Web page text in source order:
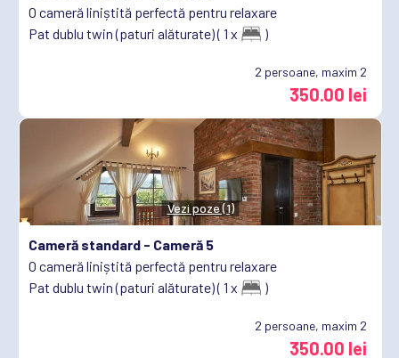
O cameră liniștită perfectă pentru relaxare
Pat dublu twin (paturi alăturate) ( 1 x
)
2 persoane, maxim 2
350.00 lei
Vezi poze (1)
Cameră standard - Cameră 5
O cameră liniștită perfectă pentru relaxare
Pat dublu twin (paturi alăturate) ( 1 x
)
2 persoane, maxim 2
350.00 lei